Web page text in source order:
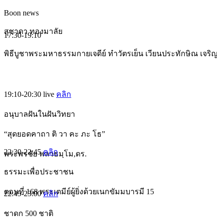
Boon news
สุชาดา ทองมาลัย
17:30-19:10
พิธีบูชาพระมหาธรรมกายเจดีย์ ทำวัตรเย็น เวียนประทักษิณ เจริ
19:10-20:30 live คลิก
อนุบาลฝันในฝันวิทยา
“สุดยอดคาถา ติ วา คะ ภะ โธ”
พระพรชัย พลวธมฺโม,ดร.
22:30-22:45คลิก
ธรรมะเพื่อประชาชน
ตอนที่ 168 พระเตมีย์ผู้ยิ่งด้วยเนกขัมมบารมี 15
22:45-23:00คลิก
ชาดก 500 ชาติ